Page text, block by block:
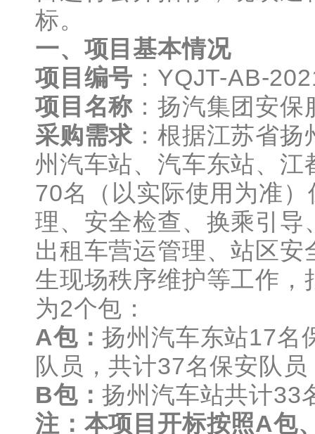
标。
一、项目基本情况
项目编号 ：YQJT-AB-
项目名称 ：扬汽集团安
采购需求 ：根据江苏省
州汽车站、汽车东站、
70名（以实际使用为准
理、安全检查、换乘引
出租车营运管理、站区
生现场秩序维护等工作
为2个包：
A包：扬州汽车东站17名
队员，共计37名保安队员
B包：扬州汽车站共计33
注：本项目开标按照A包